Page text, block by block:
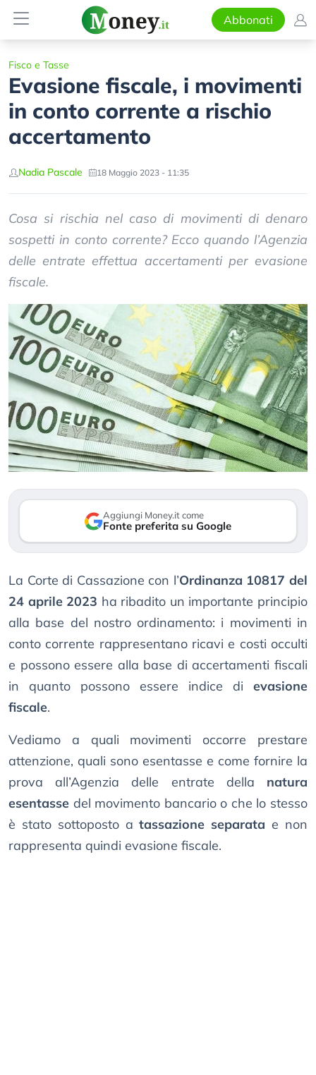
Abbonati
Fisco e Tasse
Evasione fiscale, i movimenti
in conto corrente a rischio
accertamento
Nadia Pascale 18 Maggio 2023 - 11:35
Cosa si rischia nel caso di movimenti di denaro
sospetti in conto corrente? Ecco quando l’Agenzia
delle entrate effettua accertamenti per evasione
fiscale.
Aggiungi Money.it come
Fonte preferita su Google
La Corte di Cassazione con l’Ordinanza 10817 del
24 aprile 2023 ha ribadito un importante principio
alla base del nostro ordinamento: i movimenti in
conto corrente rappresentano ricavi e costi occulti
e possono essere alla base di accertamenti fiscali
in quanto possono essere indice di evasione
fiscale.
Vediamo a quali movimenti occorre prestare
attenzione, quali sono esentasse e come fornire la
prova all’Agenzia delle entrate della natura
esentasse del movimento bancario o che lo stesso
è stato sottoposto atassazione separata e non
rappresenta quindi evasione fiscale.